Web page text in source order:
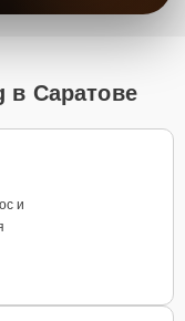
в Саратове
и